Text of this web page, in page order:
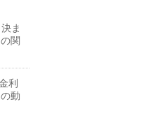
ま
関
利
動